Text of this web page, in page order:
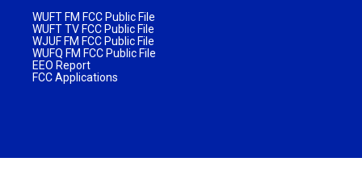
WUFT FM FCC Public File
WUFT TV FCC Public File
WJUF FM FCC Public File
WUFQ FM FCC Public File
EEO Report
FCC Applications